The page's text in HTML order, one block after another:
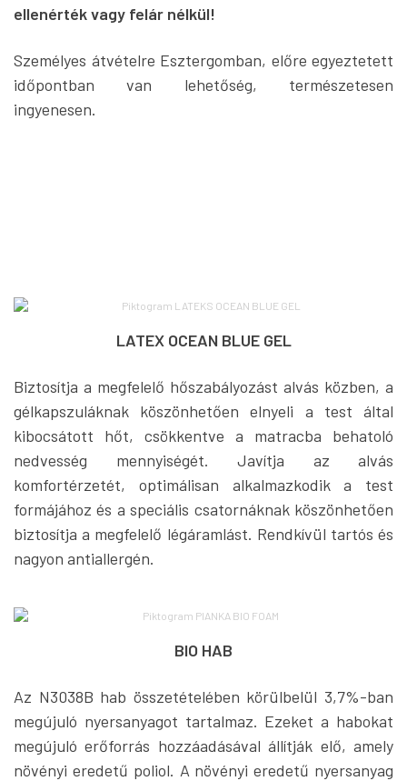
ellenérték vagy felár nélkül!
Személyes átvételre Esztergomban, előre egyeztetett
időpontban van lehetőség, természetesen
ingyenesen.
LATEX OCEAN BLUE GEL
Biztosítja a megfelelő hőszabályozást alvás közben, a
gélkapszuláknak köszönhetően elnyeli a test által
kibocsátott hőt, csökkentve a matracba behatoló
nedvesség mennyiségét. Javítja az alvás
komfortérzetét, optimálisan alkalmazkodik a test
formájához és a speciális csatornáknak köszönhetően
biztosítja a megfelelő légáramlást. Rendkívül tartós és
nagyon antiallergén.
BIO HAB
Az N3038B hab összetételében körülbelül 3,7%-ban
megújuló nyersanyagot tartalmaz. Ezeket a habokat
megújuló erőforrás hozzáadásával állítják elő, amely
növényi eredetű poliol. A növényi eredetű nyersanyag